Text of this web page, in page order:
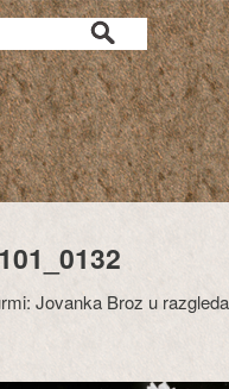
Jovanka Broz u